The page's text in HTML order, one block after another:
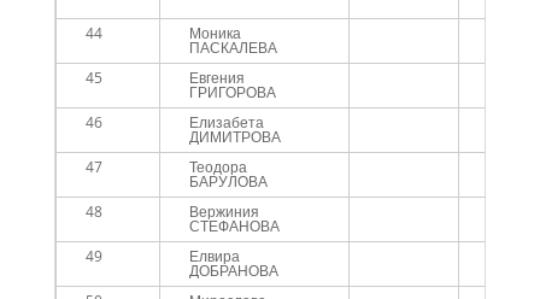
44
Моника
ПАСКАЛЕВА
45
Евгения
ГРИГОРОВА
46
Елизабета
ДИМИТРОВА
47
Теодора
БАРУЛОВА
48
Вержиния
СТЕФАНОВА
49
Елвира
ДОБРАНОВА